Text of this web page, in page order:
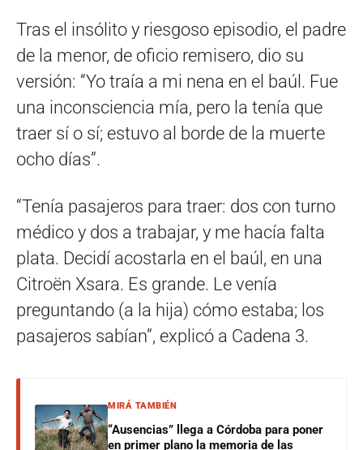
Tras el insólito y riesgoso episodio, el padre
de la menor, de oficio remisero, dio su
versión: “Yo traía a mi nena en el baúl. Fue
una inconsciencia mía, pero la tenía que
traer sí o sí; estuvo al borde de la muerte
ocho días”.
“Tenía pasajeros para traer: dos con turno
médico y dos a trabajar, y me hacía falta
plata. Decidí acostarla en el baúl, en una
Citroën Xsara. Es grande. Le venía
preguntando (a la hija) cómo estaba; los
pasajeros sabían”, explicó a Cadena 3.
MIRÁ TAMBIÉN
“Ausencias” llega a Córdoba para poner
en primer plano la memoria de las